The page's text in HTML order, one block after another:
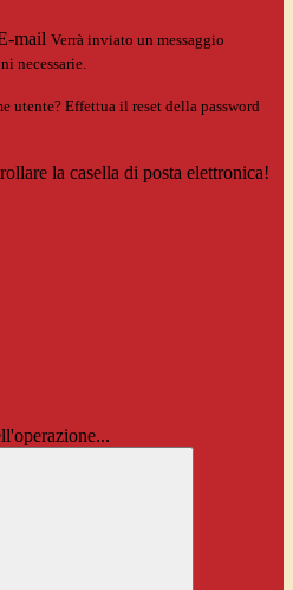
mail Verrà inviato un messaggio
necessarie.
utente? Effettua il reset della password
la casella di posta elettronica!